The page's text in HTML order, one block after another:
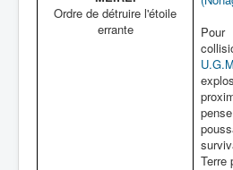
Ordre de détruire l'étoile
errante
Pour
Terre